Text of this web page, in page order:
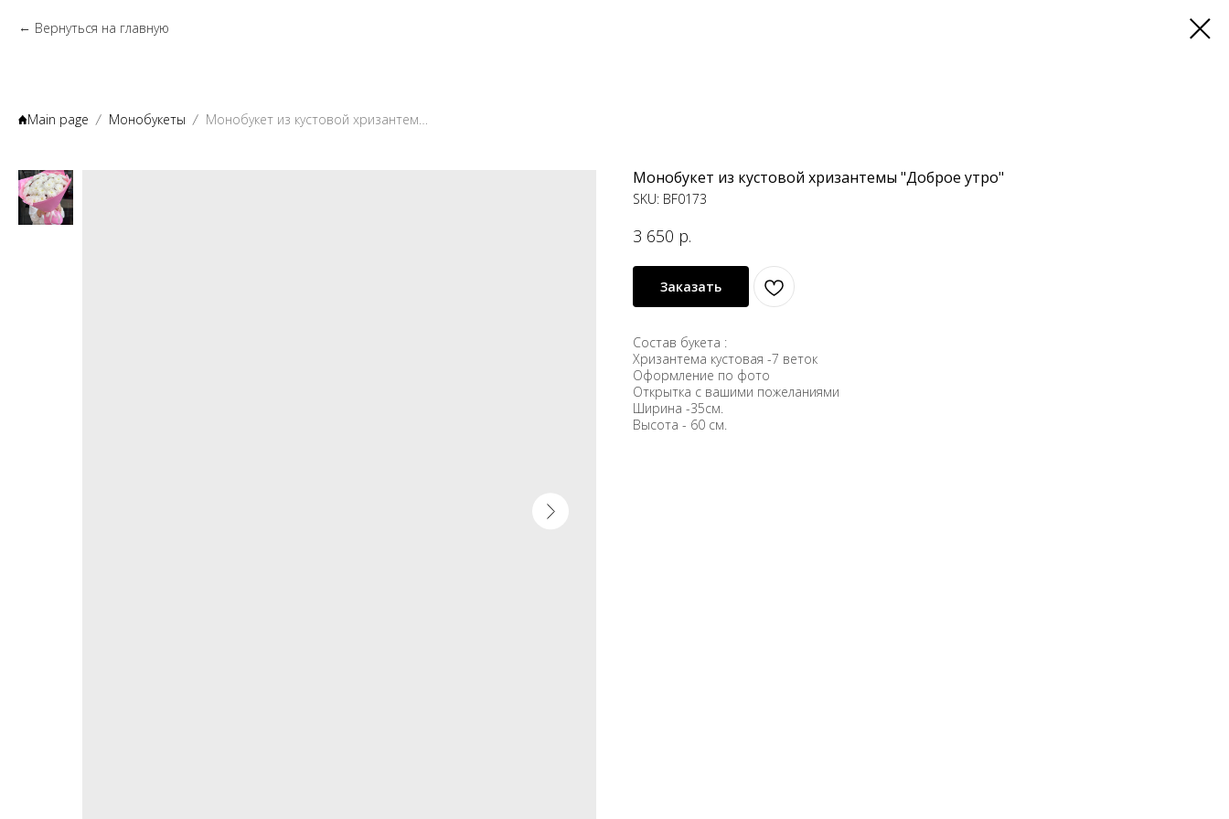
Вернуться на главную
Main page Монобукеты Монобукет из кустовой хризантемы "Доброе утро"
Монобукет из кустовой хризантемы "Доброе утро"
SKU: BF0173
3 650 р.
Заказать
Состав букета :
Хризантема кустовая -7 веток
Оформление по фото
Открытка с вашими пожеланиями
Ширина -35см.
Высота - 60 см.